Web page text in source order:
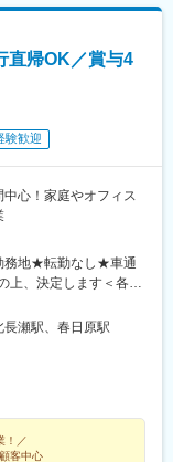
。
病院・大学・研究機
品の設置・保守を専
られる環境を支えて
動の影響を受けにく
す。
明などを統合管理）
ートいたしますので安
ん。
入しています。
の契約単価も高いた
験者）
験者）
固定手当を含めた表記
直帰OK／賞与4
験歓迎
中心！家庭やオフィス
務地★転勤なし★車通
上、決定します＜各拠
町三宅8-222 宮島ビル
コーポ華うさぎ
5-118-23■岡山営業
業所：福岡県大野城
瀬駅、春日原駅
！／
客中心